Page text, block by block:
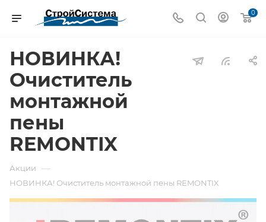
0
НОВИНКА!
Очиститель
монтажной
пены
REMONTIX
Акции —
НОВИНКА! Очиститель монтажной пены REMONTIX